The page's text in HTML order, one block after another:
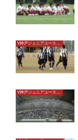
V神戸ジュニアユースU14